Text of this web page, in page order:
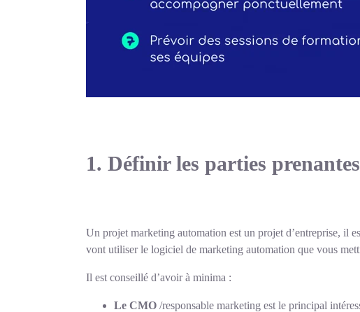
1. Définir les parties
Un projet marketing automation est un projet d’entreprise, il
vont utiliser le logiciel de marketing automation que vous
Il est conseillé d’avoir à minima :
Le CMO /responsable marketing est le principal